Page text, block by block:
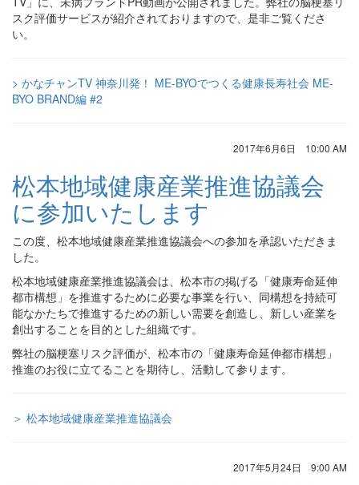
スク評価サービスが紹介されておりますので、是非ご覧くださ
い。
> かなチャンTV 神奈川発！ ME-BYOでつくる健康長寿社会 ME-
BYO BRAND編 #2
2017年6月6日 10:00 AM
松本地域健康産業推進協議会
に参加いたします
この度、松本地域健康産業推進協議会への参加を承認いただきま
した。
松本地域健康産業推進協議会は、松本市の掲げる「健康寿命延伸
都市構想」を推進するために必要な事業を行い、同構想を持続可
能なかたちで推進するための新しい需要を創造し、新しい産業を
創出することを目的とした組織です。
弊社の脳梗塞リスク評価が、松本市の「健康寿命延伸都市構想」
推進のお役に立てることを期待し、活動して参ります。
＞ 松本地域健康産業推進協議会
2017年5月24日 9:00 AM